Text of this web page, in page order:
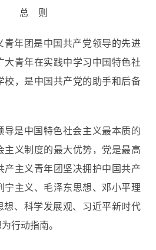
总 则
年团是中国共产党领导的先进
大青年在实践中学习中国特色社
校，是中国共产党的助手和后备
是中国特色社会主义最本质的
主义制度的最大优势，党是最高
产主义青年团坚决拥护中国共产
宁主义、毛泽东思想、邓小平理
想、科学发展观、习近平新时代
行动指南。